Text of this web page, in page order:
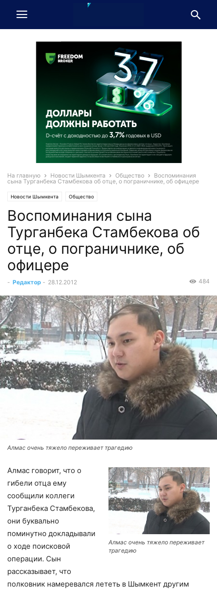
На главную Новости Шымкента Общество
Воспоминания
сына Турганбека Стамбекова об отце, о пограничнике, об офицере
Новости Шымкента Общество
Воспоминания сына
Турганбека Стамбекова об
отце, о пограничнике, об
офицере
- Редактор - 28.12.2012 484
Алмас очень тяжело переживает трагедию
Алмас очень тяжело переживает
трагедию
Алмас говорит, что о
гибели отца ему
сообщили коллеги
Турганбека Стамбекова,
они буквально
поминутно докладывали
о ходе поисковой
операции. Сын
рассказывает, что
полковник намеревался лететь в Шымкент другим